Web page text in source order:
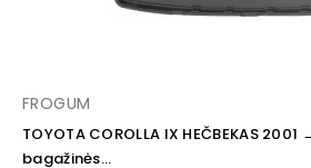
FROGUM
TOYOTA COROLLA IX HEČBEKAS
bagažinės...